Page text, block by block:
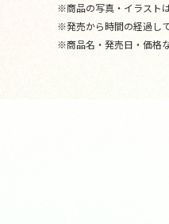
※商品の写真・イラスト
※発売から時間の経過し
※商品名・発売日・価格